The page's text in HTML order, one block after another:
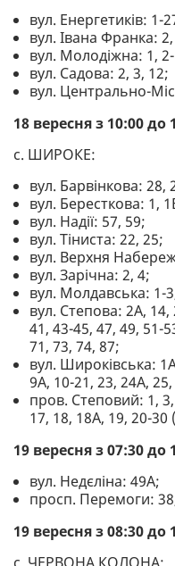
вул. Енергетиків: 1-
вул. Івана Франка:
вул. Молодіжна: 1,
вул. Садова: 2, 3, 12;
вул. Центрально-
18 вересня з 10:00 до
с. ШИРОКЕ:
вул. Барвінкова: 28,
вул. Бересткова: 1,
вул. Надії: 57, 59;
вул. Тіниста: 22, 25;
вул. Верхня
вул. Зарічна: 2, 4;
вул. Молдавська: 1-
вул. Степова: 2А,
41, 43-45, 47, 49, 51-
71, 73, 74, 87;
вул. Широківська:
9А, 10-21, 23, 24А,
пров. Степовий: 1,
17, 18, 18А, 19, 20-30
19 вересня з 07:30 до
вул. Недєліна: 49А;
просп. Перемоги:
19 вересня з 08:30 до